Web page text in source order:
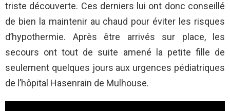
triste découverte. Ces derniers lui ont donc conseillé
de bien la maintenir au chaud pour éviter les risques
d’hypothermie. Après être arrivés sur place, les
secours ont tout de suite amené la petite fille de
seulement quelques jours aux urgences pédiatriques
de l’hôpital Hasenrain de Mulhouse.